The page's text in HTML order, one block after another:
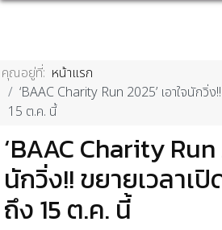
คุณอยู่ที่: หน้าแรก
‘BAAC Charity Run 2025’ เอาใจนักวิ่
15 ต.ค. นี้
‘BAAC Charity Run
นักวิ่ง!! ขยายเวลาเ
ถึง 15 ต.ค. นี้